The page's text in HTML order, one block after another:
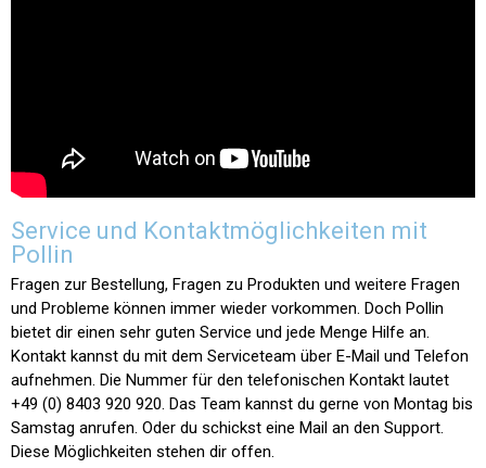
Service und Kontaktmöglichkeiten mit
Pollin
Fragen zur Bestellung, Fragen zu Produkten und weitere Fragen
und Probleme können immer wieder vorkommen. Doch Pollin
bietet dir einen sehr guten Service und jede Menge Hilfe an.
Kontakt kannst du mit dem Serviceteam über E-Mail und Telefon
aufnehmen. Die Nummer für den telefonischen Kontakt lautet
+49 (0) 8403 920 920. Das Team kannst du gerne von Montag bis
Samstag anrufen. Oder du schickst eine Mail an den Support.
Diese Möglichkeiten stehen dir offen.